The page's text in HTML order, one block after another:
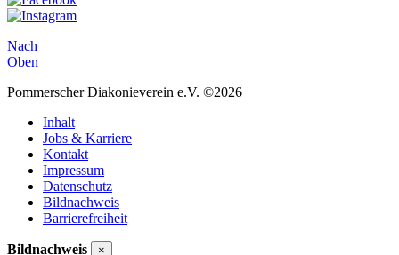
Nach
Oben
Pommerscher Diakonieverein e.V. ©2026
Inhalt
Jobs & Karriere
Kontakt
Impressum
Datenschutz
Bildnachweis
Barrierefreiheit
Bildnachweis ×